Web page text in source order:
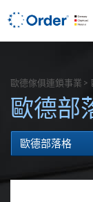
歐德傢俱連鎖事業
歐德部
歐德部落格